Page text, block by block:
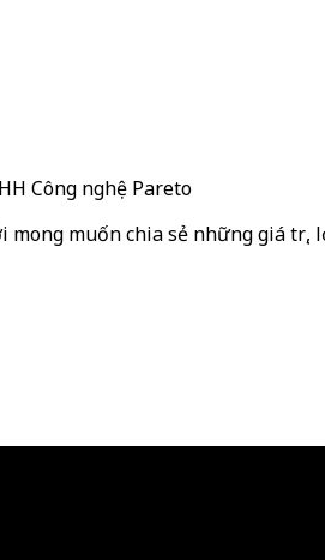
Công nghệ Pareto
muốn chia sẻ những giá